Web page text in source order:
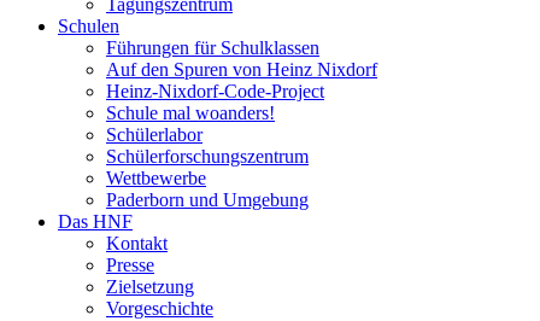
Tagungszentrum
Schulen
Führungen für Schulklassen
Auf den Spuren von Heinz Nixdorf
Heinz-Nixdorf-Code-Project
Schule mal woanders!
Schülerlabor
Schülerforschungszentrum
Wettbewerbe
Paderborn und Umgebung
Das HNF
Kontakt
Presse
Zielsetzung
Vorgeschichte